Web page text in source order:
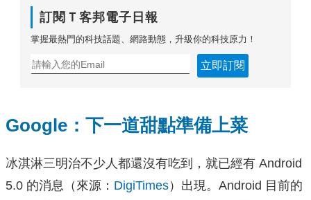
訂閱Ｔ客邦電子日報
掌握最熱門的科技話題、網路動態，升級你的科技原力！
立即訂閱
Google：下一道甜點準備上菜
冰淇淋三明治不少人都還沒有吃到，就已經有 Android
5.0 的消息（來源： DigiTimes）出現。Android 目前的